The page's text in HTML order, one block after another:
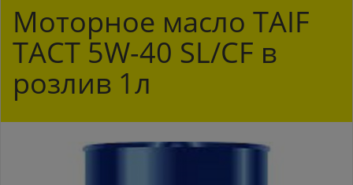
Моторное масло TAIF
TACT 5W-40 SL/CF в
розлив 1л